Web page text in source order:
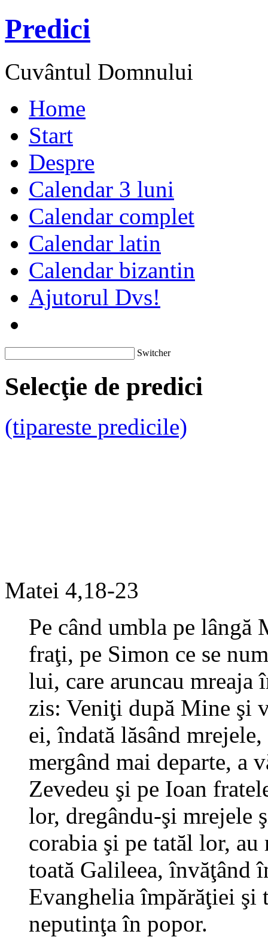
Predici
Cuvântul Domnului
Home
Start
Despre
Calendar 3 luni
Calendar complet
Calendar latin
Calendar bizantin
Ajutorul Dvs!
Switcher
Selecţie de predici
(tipareste predicile)
Matei 4,18-23
Pe când umbla pe lângă
fraţi, pe Simon ce se
lui, care aruncau mreaja
zis: Veniţi după Mine şi
ei, îndată lăsând
mergând mai departe, a
Zevedeu şi pe Ioan
lor, dregându-şi mrejele
corabia şi pe tatăl lor, au
toată Galileea, învăţând
Evanghelia împărăţiei şi
neputinţa în popor.